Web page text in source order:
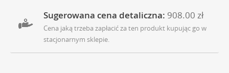
Sugerowana cena detaliczna: 908.00 zł
Cena jaką trzeba zapłacić za ten produkt kupując go w
stacjonarnym sklepie.